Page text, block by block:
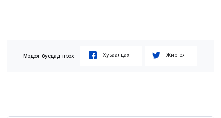
Мэдээг бусдад түгээх Хуваалцах Жиргэх